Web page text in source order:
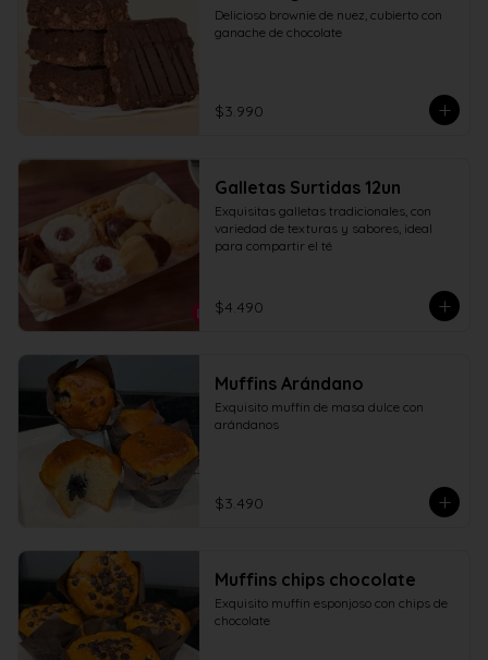
Delicioso brownie de nuez, cubierto con
ganache de chocolate
$3.990
Galletas Surtidas 12un
Exquisitas galletas tradicionales, con
variedad de texturas y sabores, ideal
para compartir el té
$4.490
Muffins Arándano
Exquisito muffin de masa dulce con
arándanos
$3.490
Muffins chips chocolate
Exquisito muffin esponjoso con chips de
chocolate